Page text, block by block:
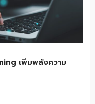
เพิ่มพลังความ